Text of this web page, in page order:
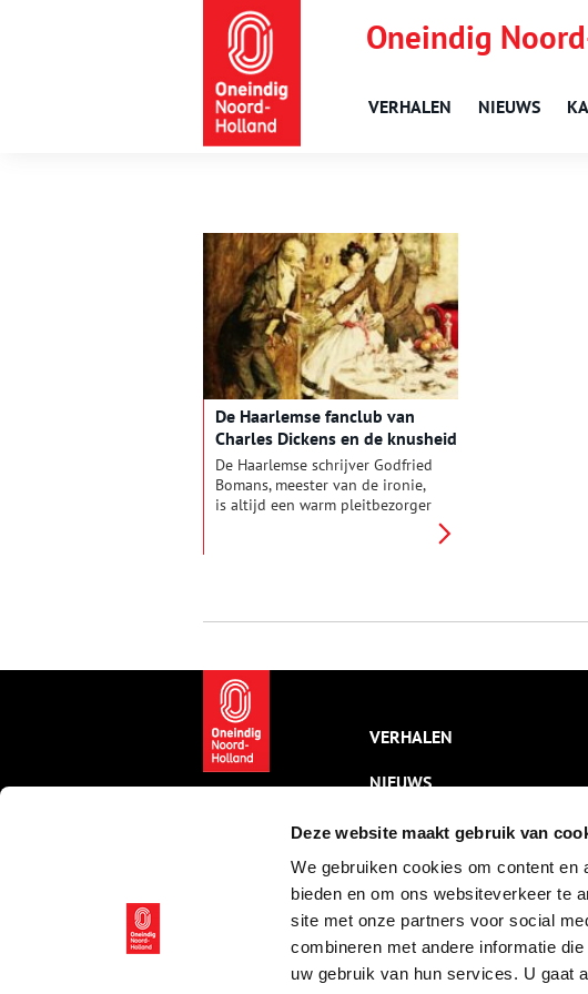
Deze website maakt gebruik van
We gebruiken cookies om content
bieden en om ons websiteverkeer te
site met onze partners voor social
combineren met andere informatie
uw gebruik van hun services. U gaat
Oneindig
VERHALEN NIEUWS
De Haarlemse fanclub van
Charles Dickens en de knusheid
van Kerst
De Haarlemse schrijver Godfried
Bomans, meester van de ironie,
is altijd een warm pleitbezorger
Prisma-edities een grote
op van het illustere The
International Dickens
Fellowship.
VERHALEN
NIEUWS
KALENDER
THEMA’S
ACTIVITEITEN
VIDEO’S